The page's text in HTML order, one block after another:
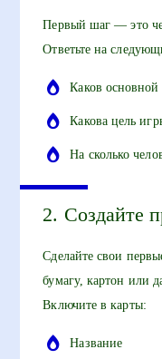
Первый шаг — это
Ответьте на
Каков
Какова цель
На сколько
2. Создайте
Сделайте свои
бумагу, картон или
Включите в карты:
Название